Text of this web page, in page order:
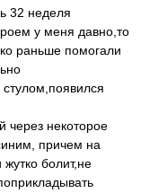
32 неделя
у меня давно,то
раньше помогали
через некоторое
причем на
болит,не